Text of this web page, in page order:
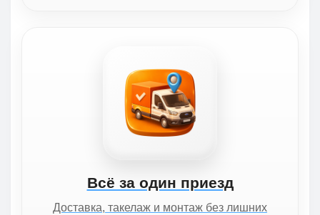
Всё за один приезд
Доставка, такелаж и монтаж без лишних